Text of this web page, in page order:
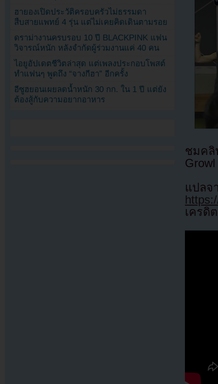
ชมคลิ
แป
เครดิ
ฮายองเปิดประวัติครอบครัวไม่ธรรมดา
สืบสายแพทย์ 4 รุ่น แต่ไม่เคยคิดเดินตามรอย
ดราม่างานครบรอบ 10 ปี BLACKPINK แฟน
วิจารณ์หนัก หลังจำกัดผู้ร่วมงานแค่ 40 คน
ไอยูอัปเดตชีวิตล่าสุด แต่เพลงประกอบโพสต์
ทำแฟนๆ พูดถึง “จางกีฮา” อีกครั้ง
อีซูฮยอนเผยลดน้ำหนัก 30 กก. ใน 1 ปี แต่ยัง
ต้องสู้กับความอยากอาหาร